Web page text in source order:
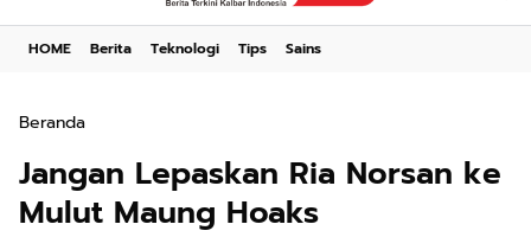
HOME Berita Teknologi Tips Sains
Beranda
Jangan Lepaskan Ria Norsan ke
Mulut Maung Hoaks